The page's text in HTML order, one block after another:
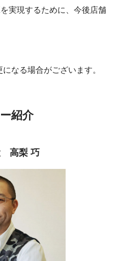
実現するために、今後店舗
なる場合がございます。
紹介
高梨 巧